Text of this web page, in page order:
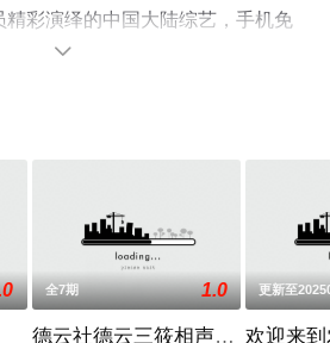
彩演绎的中国大陆综艺，手机免
版综艺节目就上飘花影院，更多相

全7期 1.0
德云社德云三筱相声专场郑州站
更新至
欢迎来